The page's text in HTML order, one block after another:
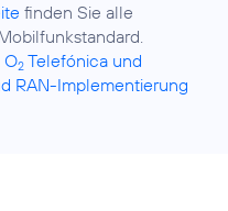
finden Sie alle
O2 Telefónica und
RAN-Implementierung